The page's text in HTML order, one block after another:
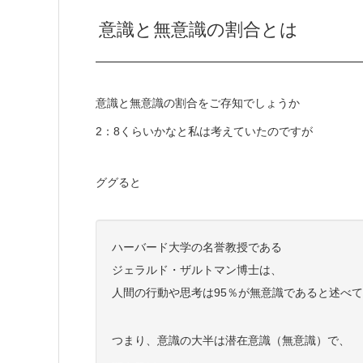
意識と無意識の割合とは
意識と無意識の割合をご存知でしょうか
2：8くらいかなと私は考えていたのですが
ググると
ハーバード大学の名誉教授である
ジェラルド・ザルトマン博士は、
人間の行動や思考は95％が無意識であると述べて
つまり、意識の大半は潜在意識（無意識）で、